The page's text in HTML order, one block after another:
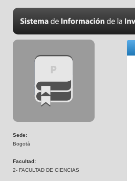
Sede:
Bogotá
Facultad:
2- FACULTAD DE CIENCIAS